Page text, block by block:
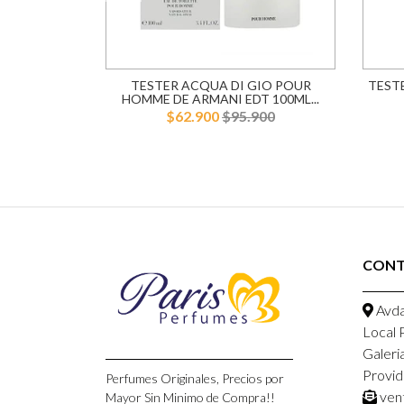
TESTER ACQUA DI GIO POUR
HOMME DE ARMANI EDT 100ML...
$62.900$95.900
Perfumes Originales, Precios por
Mayor Sin Minimo de Compra!!
Local